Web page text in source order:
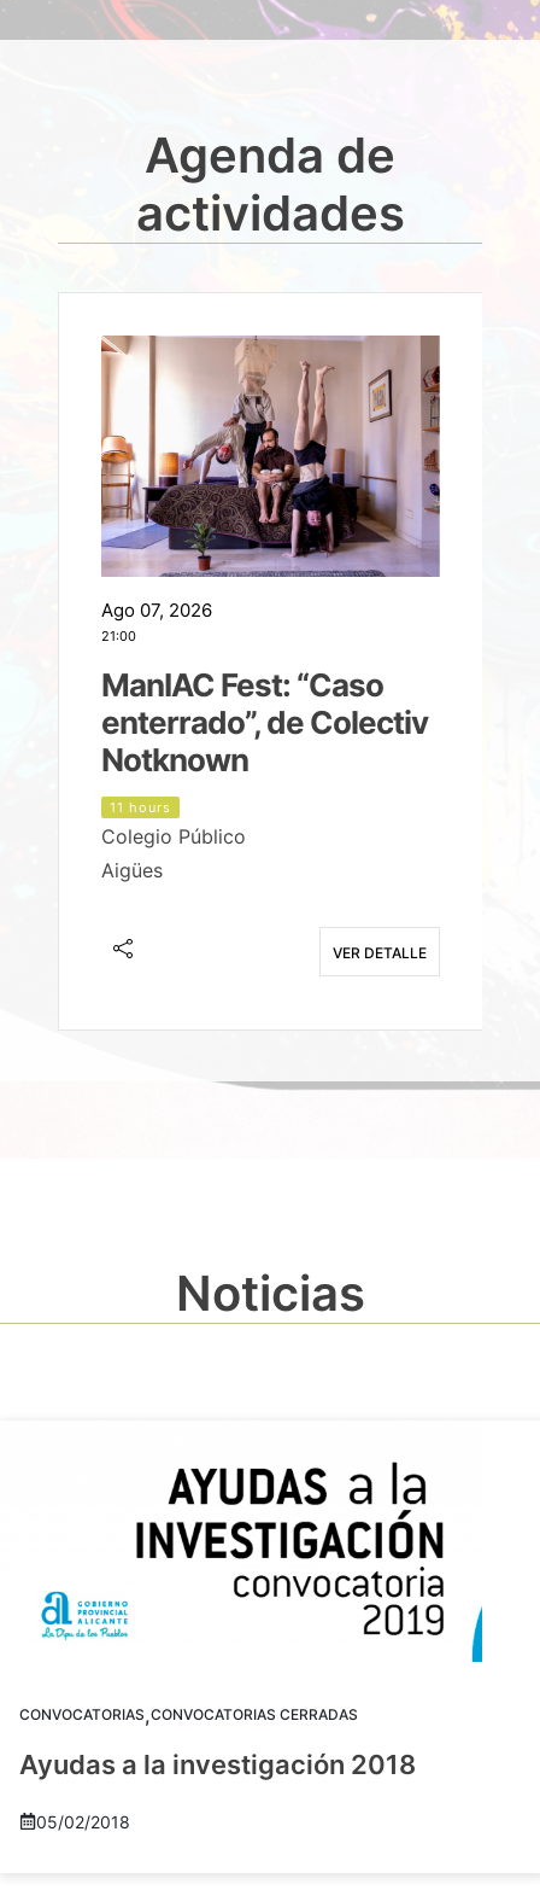
Agenda de
actividades
Ago 07, 2026
21:00
ManIAC Fest: “Caso
enterrado”, de Colectiv
Notknown
11 hours
Colegio Público
Aigües
VER DETALLE
Noticias
CONVOCATORIAS,CONVOCATORIAS CERRADAS
Ayudas a la investigación 2018
05/02/2018